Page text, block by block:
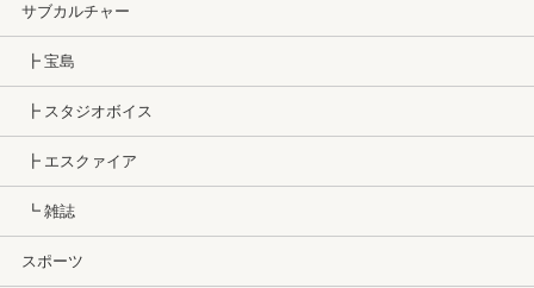
サブカルチャー
┣ 宝島
┣ スタジオボイス
┣ エスクァイア
┗ 雑誌
スポーツ